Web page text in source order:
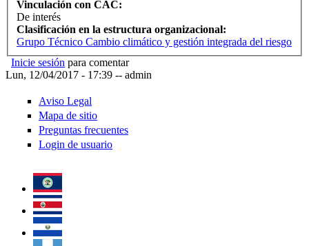
Vinculación con CAC:
De interés
Clasificación en la estructura organizacional:
Grupo Técnico Cambio climático y gestión integrada del riesgo
Inicie sesión para comentar
Lun, 12/04/2017 - 17:39 -- admin
Aviso Legal
Mapa de sitio
Preguntas frecuentes
Login de usuario